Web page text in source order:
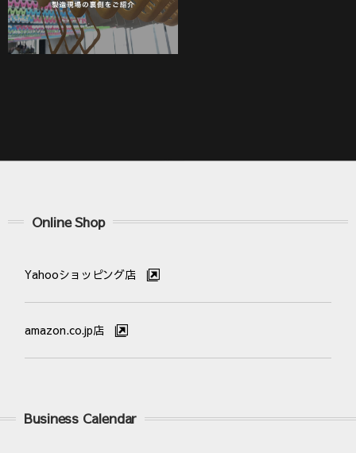
Online Shop
Yahooショッピング店
amazon.co.jp店
Business Calendar